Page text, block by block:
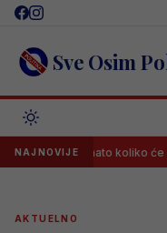
Skip
content Sve Osim
NAJNOVIJE
Poznato koliko će
AKTUELNO